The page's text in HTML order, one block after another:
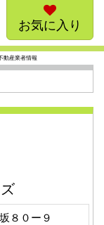
お気に入り
動産業者情報
８０ー９